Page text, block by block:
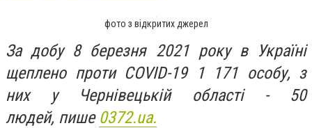
фото з відкритих джерел
​​За добу 8 березня 2021 року в Україні
щеплено проти COVID-19 1 171 особу, з
них у Чернівецькій області - 50
людей, пише 0372.ua.